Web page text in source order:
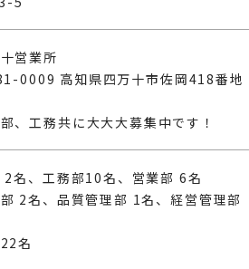
営業所
0009 高知県四万十市佐岡418番地
、工務共に大大大募集中です！
2名、工務部10名、営業部 6名
2名、品質管理部 1名、経営管理部
名